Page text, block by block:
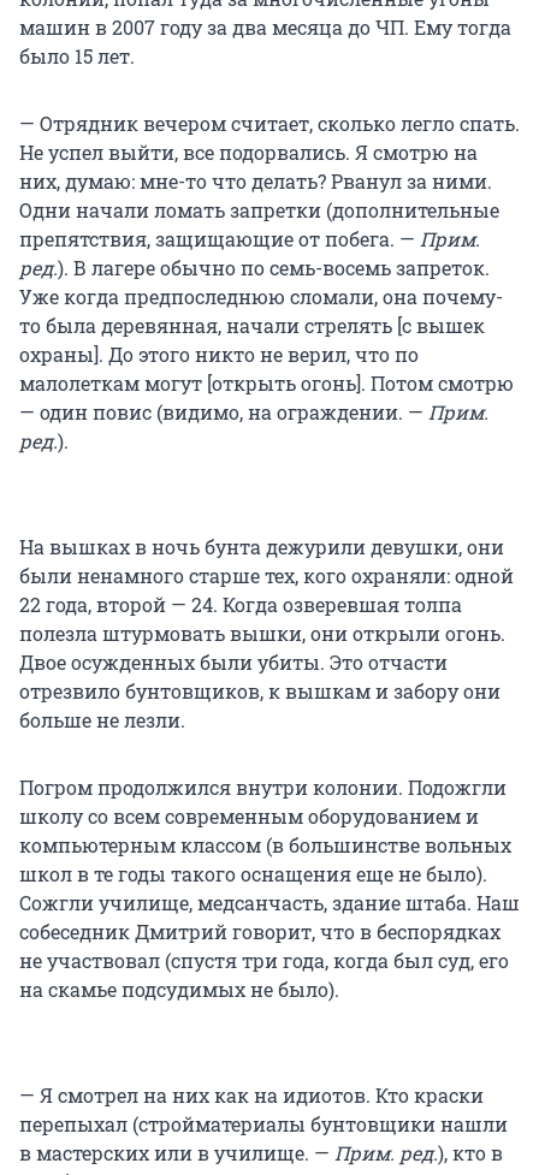
машин в 2007 году за два месяца до ЧП. Ему тогда
было 15 лет.
— Отрядник вечером считает, сколько легло спать.
Не успел выйти, все подорвались. Я смотрю на
них, думаю: мне-то что делать? Рванул за ними.
Одни начали ломать запретки (дополнительные
препятствия, защищающие от побега. — Прим.
ред.). В лагере обычно по семь-восемь запреток.
Уже когда предпоследнюю сломали, она почему-
то была деревянная, начали стрелять [с вышек
охраны]. До этого никто не верил, что по
малолеткам могут [открыть огонь]. Потом смотрю
— один повис (видимо, на ограждении. — Прим.
ред.).
На вышках в ночь бунта дежурили девушки, они
были ненамного старше тех, кого охраняли: одной
22 года, второй — 24. Когда озверевшая толпа
полезла штурмовать вышки, они открыли огонь.
Двое осужденных были убиты. Это отчасти
отрезвило бунтовщиков, к вышкам и забору они
больше не лезли.
Погром продолжился внутри колонии. Подожгли
школу со всем современным оборудованием и
компьютерным классом (в большинстве вольных
школ в те годы такого оснащения еще не было).
Сожгли училище, медсанчасть, здание штаба. Наш
собеседник Дмитрий говорит, что в беспорядках
не участвовал (спустя три года, когда был суд, его
на скамье подсудимых не было).
— Я смотрел на них как на идиотов. Кто краски
перепыхал (стройматериалы бунтовщики нашли
в мастерских или в училище. — Прим. ред.), кто в